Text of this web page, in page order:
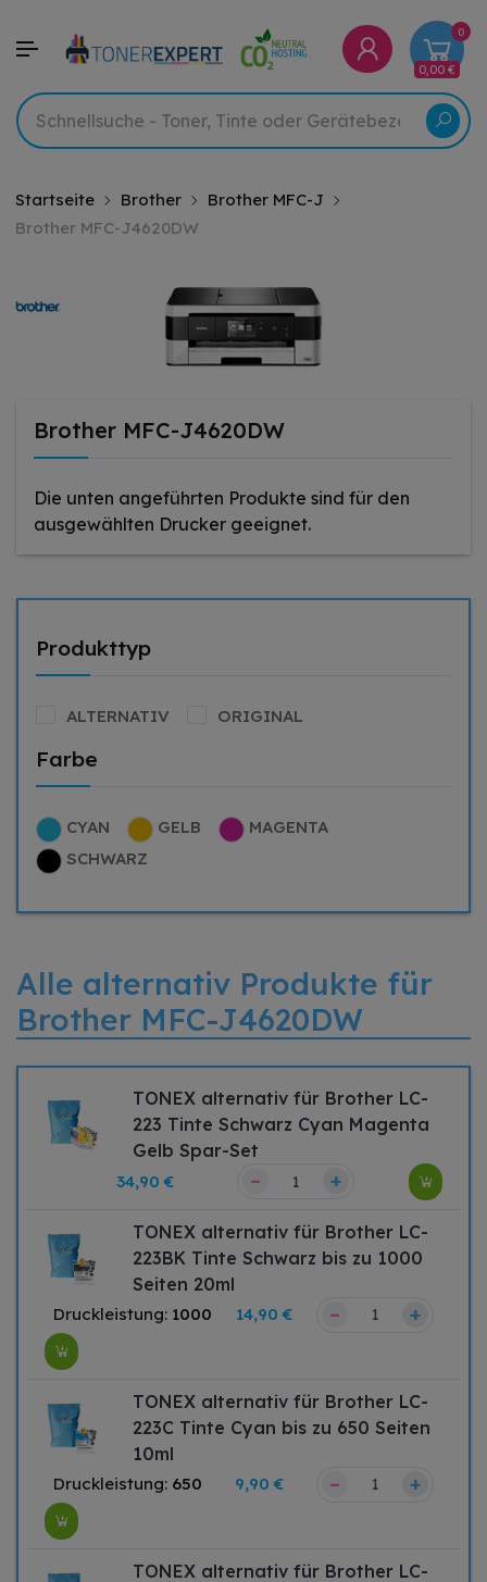
0
0,00 €
Startseite Brother
Brother MFC-J
Brother MFC-J4620DW
Brother MFC-J4620DW
Die unten angeführten Produkte sind für den
ausgewählten Drucker geeignet.
Produkttyp
ALTERNATIV ORIGINAL
Farbe
CYAN GELB
MAGENTA
SCHWARZ
Alle alternativ Produkte für
Brother MFC-J4620DW
TONEX alternativ für Brother LC-
223 Tinte Schwarz Cyan Magenta
Gelb Spar-Set
34,90 € – +
TONEX alternativ für Brother LC-
223BK Tinte Schwarz bis zu 1000
Seiten 20ml
Druckleistung: 1000 14,90 € – +
TONEX alternativ für Brother LC-
223C Tinte Cyan bis zu 650 Seiten
10ml
Druckleistung: 650 9,90 € – +
TONEX alternativ für Brother LC-